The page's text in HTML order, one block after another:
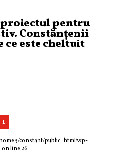
proiectul pentru
Constănțenii
ce este cheltuit
1
constant/public_html/wp-
on line26